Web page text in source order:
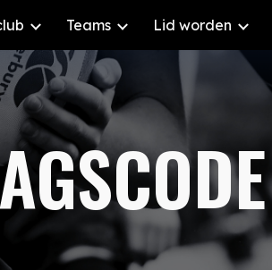
Skip to navigation
Teams Lid worden